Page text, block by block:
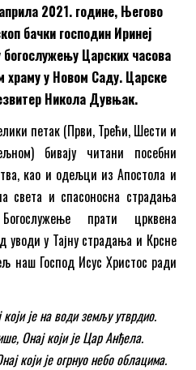
2021. године, Његово
бачки господин Иринеј
богослужењу Царских часова
храму у Новом Саду. Царске
Никола Дувњак.
петак (Први, Трећи, Шести и
бивају читани посебни
као и одељци из Апостола и
света и спасоносна страдања
прати црквена
уводи у Тајну страдања и Крсне
наш Господ Исус Христос ради
је на води земљу утврдио.
Онај који је Цар Анђела.
који је огрнуо небо облацима.